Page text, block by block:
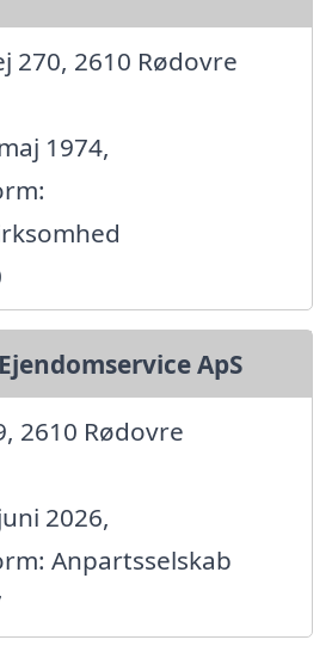
270, 2610 Rødovre
1974,
ApS
2610 Rødovre
2026,
Anpartsselskab